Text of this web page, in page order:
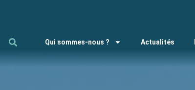
Qui sommes-nous ? Actualités